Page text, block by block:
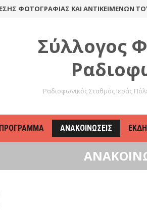
ΦΩΤΟΓΡΑΦΊΑΣ ΚΑΙ ΑΝΤΙΚΕΙΜΈΝΩΝ ΤΟΥ
Σύλλογος
Ραδιοφωνικός Σταθμός Ιεράς
ΠΡΌΓΡΑΜΜΑ ΑΝΑΚΟΙΝΏΣΕΙΣ